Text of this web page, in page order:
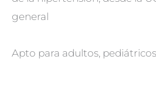
general
Apto para adultos,